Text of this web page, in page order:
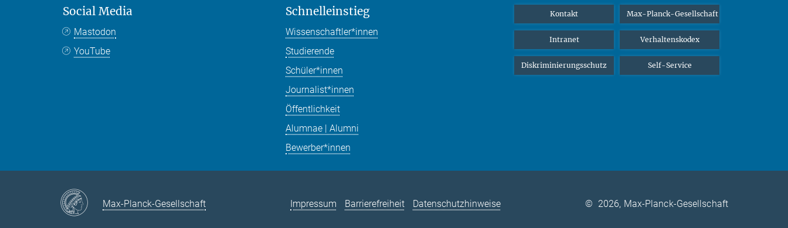
Social Media
Mastodon
YouTube
Schnelleinstieg
Wissenschaftler*innen
Studierende
Schüler*innen
Journalist*innen
Öffentlichkeit
Alumnae | Alumni
Bewerber*innen
Kontakt Max-Planck-Gesellschaft
Intranet Verhaltenskodex
Diskriminierungsschutz Self-Service
Max-Planck-Gesellschaft Impressum Barrierefreiheit Datenschutzhinweise © 2026, Max-Planck-Gesellschaft